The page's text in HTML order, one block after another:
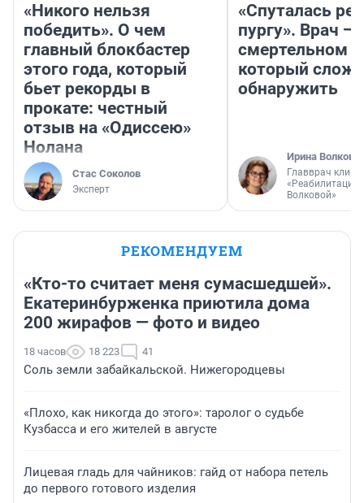
«Никого нельзя
победить». О чем
главный блокбастер
этого года, который
бьет рекорды в
прокате: честный
отзыв на «Одиссею»
Нолана
Стас Соколов
Эксперт
«Спуталась
пургу». Врач —
смертельном
который
обнаружить
Ирина Волкова
Главврач
«Реабилитация
Волковой»
РЕКОМЕНДУЕМ
«Кто-то считает меня сумасшедшей».
Екатеринбурженка приютила дома
200 жирафов — фото и видео
18 часов 18 223 41
Соль земли забайкальской. Нижегородцевы
«Плохо, как никогда до этого»: таролог о судьбе
Кузбасса и его жителей в августе
Лицевая гладь для чайников: гайд от набора петель
до первого готового изделия